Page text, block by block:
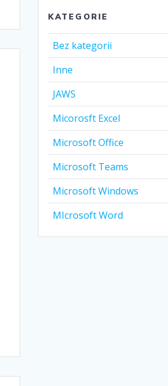
KATEGORIE
Bez kategorii
Inne
JAWS
Micorosft Excel
Microsoft Office
Microsoft Teams
Microsoft Windows
MIcrosoft Word